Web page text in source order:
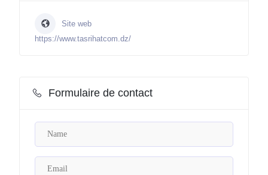
Site web
https://www.tasrihatcom.dz/
Formulaire de contact